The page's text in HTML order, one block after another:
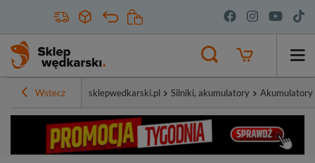
Wstecz sklepwedkarski.pl Silniki, akumulatory Akumulatory